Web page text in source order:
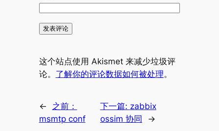
这个站点使用 Akismet 来减少垃圾评
论。 了解你的评论数据如何被处理。
←
之前：
msmtp conf
下一篇: zabbix
ossim 协同
→